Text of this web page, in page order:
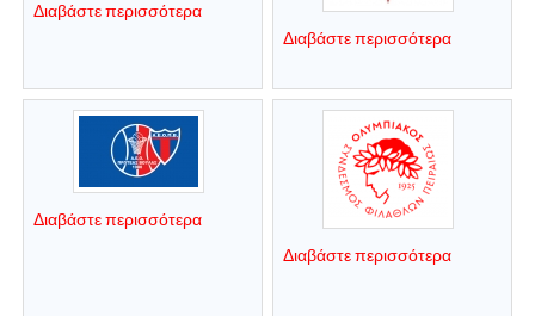
Διαβάστε περισσότερα
Διαβάστε περισσότερα
Διαβάστε περισσότερα
Διαβάστε περισσότερα